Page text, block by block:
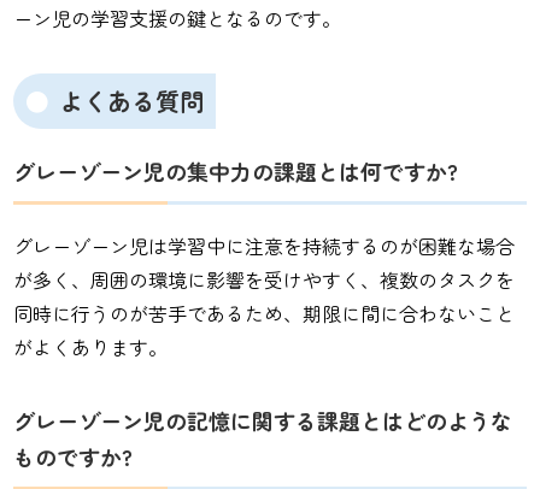
ーン児の学習支援の鍵となるのです。
よくある質問
グレーゾーン児の集中力の課題とは何ですか?
グレーゾーン児は学習中に注意を持続するのが困難な場合
が多く、周囲の環境に影響を受けやすく、複数のタスクを
同時に行うのが苦手であるため、期限に間に合わないこと
がよくあります。
グレーゾーン児の記憶に関する課題とはどのような
ものですか?